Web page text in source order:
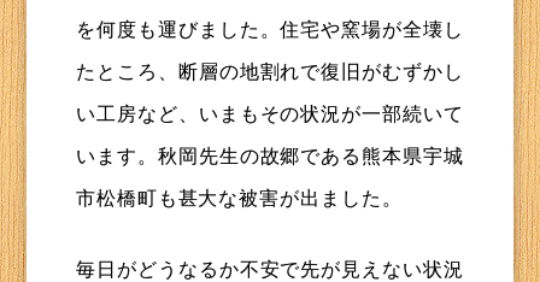
を何度も運びました。住宅や窯場が全壊し
たところ、断層の地割れで復旧がむずかし
い工房など、いまもその状況が一部続いて
います。秋岡先生の故郷である熊本県宇城
市松橋町も甚大な被害が出ました。
毎日がどうなるか不安で先が見えない状況